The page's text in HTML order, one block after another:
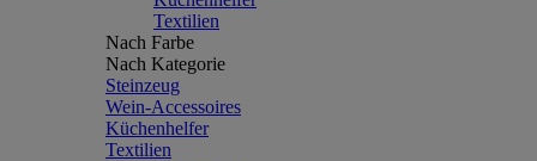
Textilien
Nach Farbe
Nach Kategorie
Steinzeug
Wein-Accessoires
Küchenhelfer
Textilien